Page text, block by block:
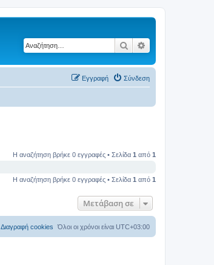
Αναζήτηση
Σύνδεση
Εγγραφή
Η αναζήτηση βρήκε 0 εγγραφές • Σελίδα 1 από 1
Η αναζήτηση βρήκε 0 εγγραφές • Σελίδα 1 από 1
Μετάβαση σε
Όλοι οι χρόνοι είναι UTC+03:00
Διαγραφή cookies